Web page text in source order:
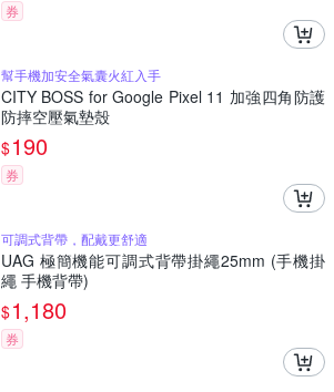
券
幫手機加安全氣囊火紅入手
CITY BOSS for Google Pixel 11 加強四角防護
防摔空壓氣墊殼
$190
券
可調式背帶，配戴更舒適
UAG 極簡機能可調式背帶掛繩25mm (手機掛
繩 手機背帶)
$1,180
券